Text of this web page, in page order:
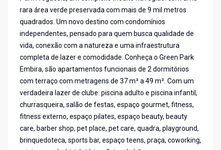
rara área verde preservada com mais de 9 mil metros
quadrados. Um novo destino com condomínios
independentes, pensado para quem busca qualidade de
vida, conexão com a natureza e uma infraestrutura
completa de lazer e comodidade. Conheça o Green Park
Embira, são apartamentos funcionais de 2 dormitórios
com terraço com metragens de 37 m² a 49 m². Com um
verdadeira lazer de clube: piscina adulto e piscina infantil,
churrasqueira, salão de festas, espaço gourmet, fitness,
fitness externo, espaço pilates, espaço beauty, beauty
care, barber shop, pet place, pet care, quadra, playground,
brinquedoteca, sports bar, espaço teens, praça, coworking,